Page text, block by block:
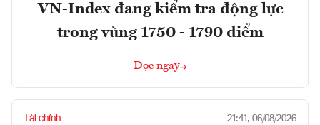
VN-Index đang kiểm tra động lực
trong vùng 1750 - 1790 điểm
Đọc ngay
Tài chính 21:41, 06/08/2026